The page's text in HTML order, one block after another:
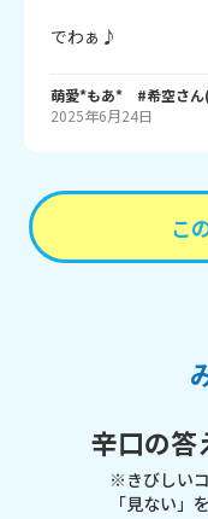
でわぁ♪
萌愛*もあ* #希空さん(
2025年6月24日
こ
辛口の答
※きびしい
「見ない」